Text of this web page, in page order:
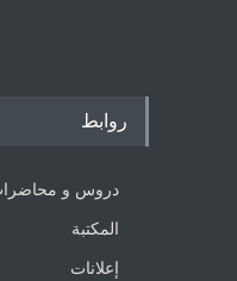
روابط
دروس و
المكتبة
إعلانات